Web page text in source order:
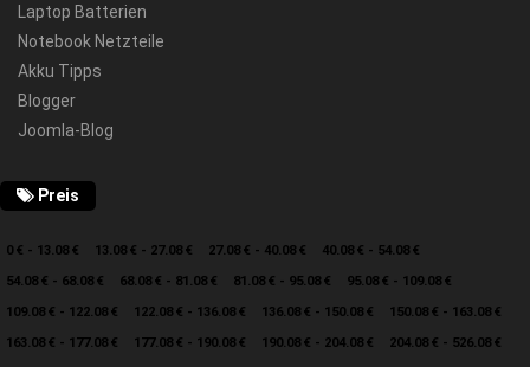
Laptop Batterien
Notebook Netzteile
Akku Tipps
Blogger
Joomla-Blog
Preis
0 € - 13.08 € 13.08 € - 27.08 € 27.08 € - 40.08 €
40.08 € - 54.08 €
54.08 € - 68.08 €
68.08 € - 81.08 € 81.08 € - 95.08 €
95.08 € - 109.08 €
109.08 € - 122.08 €
122.08 € - 136.08 € 136.08 € - 150.08 €
150.08 € - 163.08 €
163.08 € - 177.08 €
177.08 € - 190.08 € 190.08 € - 204.08 € 204.08 € - 526.08 €